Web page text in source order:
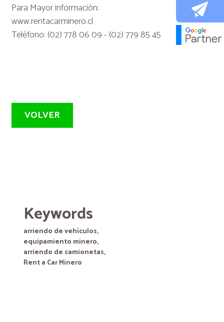
Para Mayor información:
www.rentacarminero.cl
Teléfono: (02) 778 06 09 - (02) 779 85 45
VOLVER
Keywords
arriendo de vehículos,
equipamiento minero,
arriendo de camionetas,
Rent a Car Minero